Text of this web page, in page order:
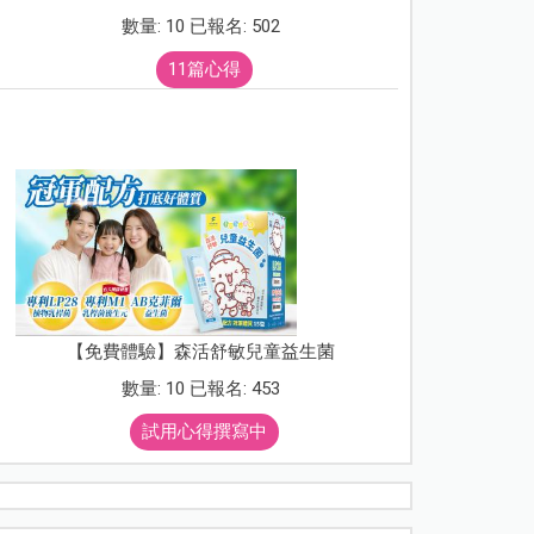
數量: 10 已報名: 502
11篇心得
【免費體驗】森活舒敏兒童益生菌
數量: 10 已報名: 453
試用心得撰寫中